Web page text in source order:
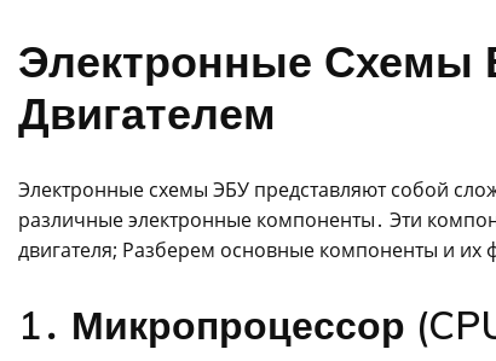
Электронные Схемы
Двигателем
Электронные схемы ЭБУ представляют собой
различные электронные компоненты․ Эти
двигателя; Разберем основные компоненты и их
1․ Микропроцессор